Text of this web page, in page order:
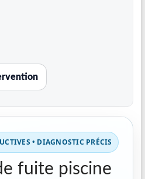
• DIAGNOSTIC PRÉCIS
fuite piscine